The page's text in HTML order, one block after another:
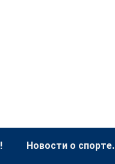
Новости о спорте.